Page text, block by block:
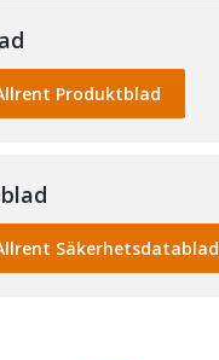
Produktblad
Säkerhetsdatablad